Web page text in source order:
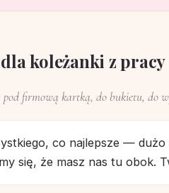
koleżanki z pracy
firmową kartką, do bukietu, do
co najlepsze —
się, że masz nas tu obok.